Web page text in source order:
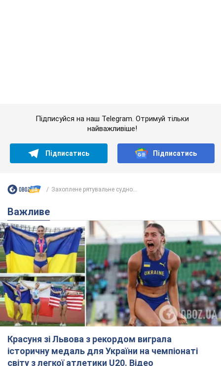
історичну медаль для України на чемпіонаті
світу з легкої атлетики U20. Відео
Наша співвітчизниця блискуче виступила в Орегоні
8 часов назад 37,5 т.
Олександру Пономарьову – 53: що
відомо про трьох дітей секс-
символа 90-х та який вигляд вони
мають
За розвитком кар'єри артист не забував про
9.08.2026 04:01